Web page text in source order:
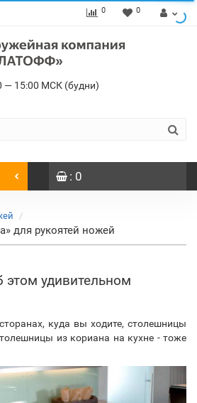
0 0
— 15:00 МСК (будни)
: 0
для рукоятей ножей
удивительном
куда вы ходите, столешницы
из кориана на кухне - тоже